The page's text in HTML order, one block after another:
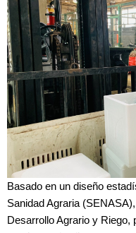
Basado en un diseño
Sanidad Agraria
Desarrollo Agrario y Riego,